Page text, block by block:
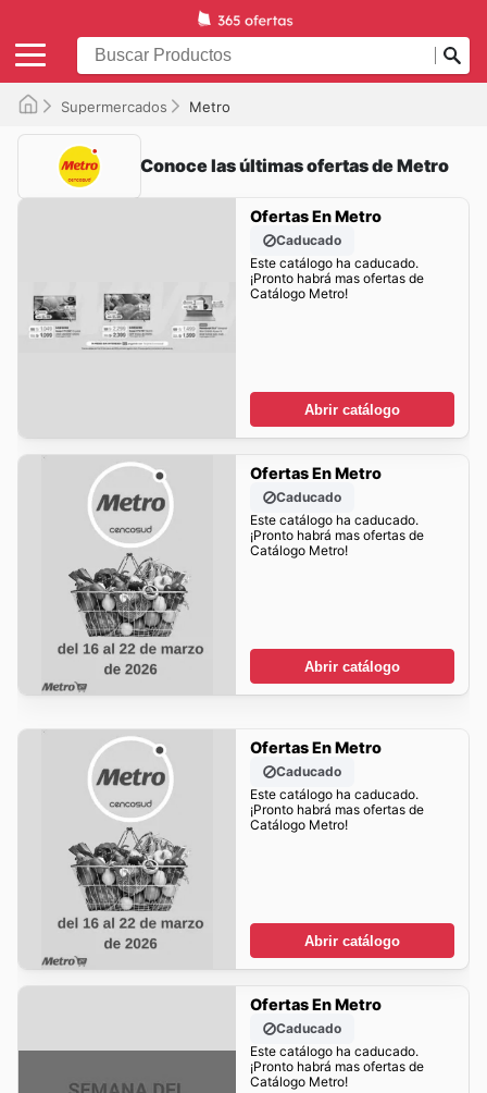
Supermercados Metro
Conoce las últimas ofertas de Metro
Ofertas En Metro
Caducado
Este catálogo ha caducado.
¡Pronto habrá mas ofertas de
Catálogo Metro!
Abrir catálogo
Ofertas En Metro
Caducado
Este catálogo ha caducado.
¡Pronto habrá mas ofertas de
Catálogo Metro!
Abrir catálogo
Ofertas En Metro
Caducado
Este catálogo ha caducado.
¡Pronto habrá mas ofertas de
Catálogo Metro!
Abrir catálogo
Ofertas En Metro
Caducado
Este catálogo ha caducado.
¡Pronto habrá mas ofertas de
Catálogo Metro!